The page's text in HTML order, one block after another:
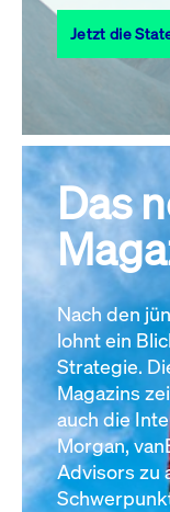
31
Jetzt die
Das
Nach den
lohnt ein
Strategie.
Magazins
auch die
Morgan,
Advisors zu